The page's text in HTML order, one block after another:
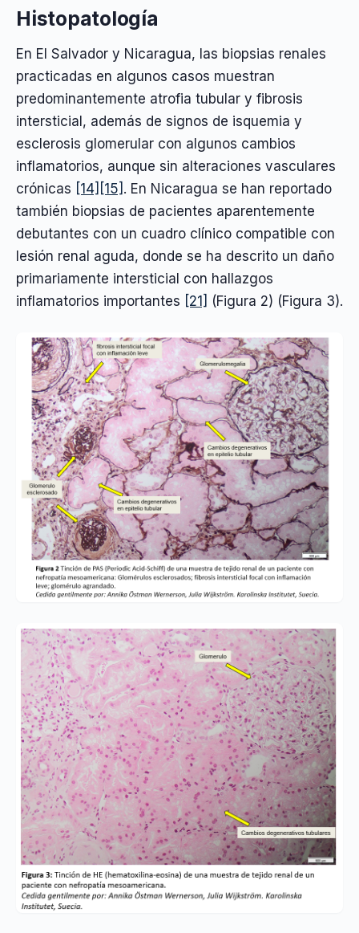
Histopatología
En El Salvador y Nicaragua, las biopsias renales
practicadas en algunos casos muestran
predominantemente atrofia tubular y fibrosis
intersticial, además de signos de isquemia y
esclerosis glomerular con algunos cambios
inflamatorios, aunque sin alteraciones vasculares
crónicas [14] [15] . En Nicaragua se han reportado
también biopsias de pacientes aparentemente
debutantes con un cuadro clínico compatible con
lesión renal aguda, donde se ha descrito un daño
primariamente intersticial con hallazgos
inflamatorios importantes [21] (Figura 2) (Figura 3).